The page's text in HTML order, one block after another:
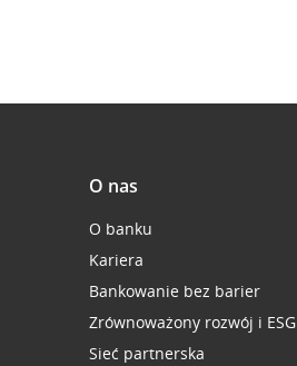
O nas
O banku
Kariera
Bankowanie bez barier
Zrównoważony rozwój i ESG
Sieć partnerska